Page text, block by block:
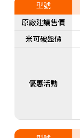
型號
原廠建議售價
米可破盤價
優惠活動